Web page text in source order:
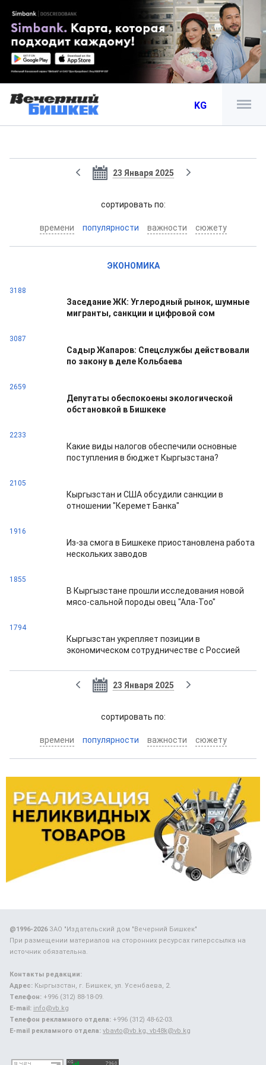
KG
23 Января 2025
cортировать по:
времени популярности важности сюжету
ЭКОНОМИКА
3188
Заседание ЖК: Углеродный рынок, шумные
мигранты, санкции и цифровой сом
3087
Садыр Жапаров: Спецслужбы действовали
по закону в деле Кольбаева
2659
Депутаты обеспокоены экологической
обстановкой в Бишкеке
2233
Какие виды налогов обеспечили основные
поступления в бюджет Кыргызстана?
2105
Кыргызстан и США обсудили санкции в
отношении "Керемет Банка"
1916
Из-за смога в Бишкеке приостановлена работа
нескольких заводов
1855
В Кыргызстане прошли исследования новой
мясо-сальной породы овец "Ала-Тоо"
1794
Кыргызстан укрепляет позиции в
экономическом сотрудничестве с Россией
23 Января 2025
cортировать по:
времени популярности важности сюжету
@1996-2026ЗАО "Издательский дом "Вечерний Бишкек"
При размещении материалов на сторонних ресурсах гиперссылка на
источник обязательна.
Контакты редакции:
Адрес: Кыргызстан, г. Бишкек, ул. Усенбаева, 2.
Телефон: +996 (312) 88-18-09.
E-mail: info@vb.kg
Телефон рекламного отдела: +996 (312) 48-62-03.
E-mail рекламного отдела: vbavto@vb.kg, vb48k@vb.kg